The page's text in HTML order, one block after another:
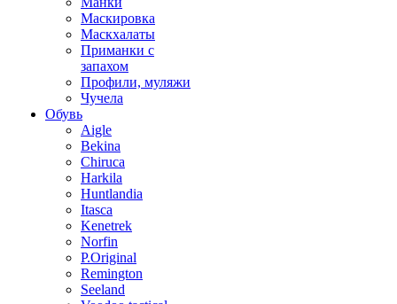
Маскировка
Маскхалаты
Приманки с
запахом
Профили, муляжи
Чучела
Обувь
Aigle
Bekina
Chiruсa
Harkila
Huntlandia
Itasca
Kenetrek
Norfin
P.Original
Remington
Seeland